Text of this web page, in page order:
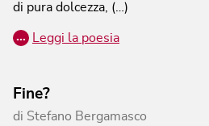
di pura dolcezza, (…)
… Leggi la poesia
Fine?
di Stefano Bergamasco